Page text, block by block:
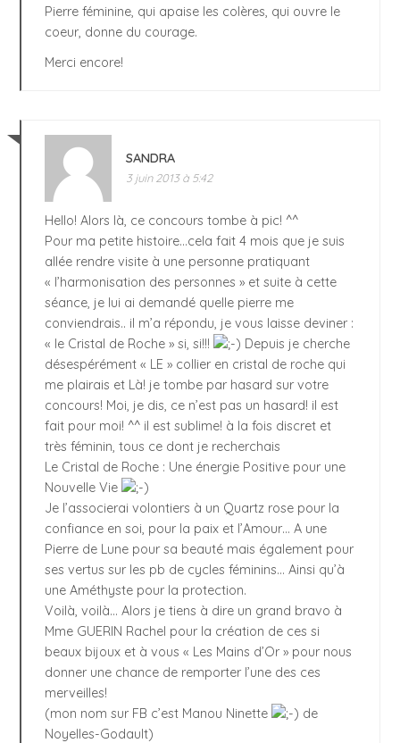
Pierre féminine, qui apaise les colères, qui ouvre le
coeur, donne du courage.
Merci encore!
SANDRA
3 juin 2013 à 5:42
Hello! Alors là, ce concours tombe à pic! ^^
Pour ma petite histoire…cela fait 4 mois que je suis
allée rendre visite à une personne pratiquant
« l’harmonisation des personnes » et suite à cette
séance, je lui ai demandé quelle pierre me
conviendrais.. il m’a répondu, je vous laisse deviner :
« le Cristal de Roche » si, si!!!
Depuis je cherche
désespérément « LE » collier en cristal de roche qui
me plairais et Là! je tombe par hasard sur votre
concours! Moi, je dis, ce n’est pas un hasard! il est
fait pour moi! ^^ il est sublime! à la fois discret et
très féminin, tous ce dont je recherchais
Le Cristal de Roche : Une énergie Positive pour une
Nouvelle Vie
Je l’associerai volontiers à un Quartz rose pour la
confiance en soi, pour la paix et l’Amour… A une
Pierre de Lune pour sa beauté mais également pour
ses vertus sur les pb de cycles féminins… Ainsi qu’à
une Améthyste pour la protection.
Voilà, voilà… Alors je tiens à dire un grand bravo à
Mme GUERIN Rachel pour la création de ces si
beaux bijoux et à vous « Les Mains d’Or » pour nous
donner une chance de remporter l’une des ces
merveilles!
(mon nom sur FB c’est Manou Ninette
de
Noyelles-Godault)